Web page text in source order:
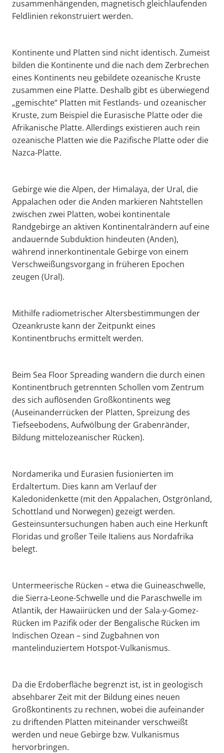
zusammenhängenden, magnetisch gleichlaufenden
Feldlinien rekonstruiert werden.
Kontinente und Platten sind nicht identisch. Zumeist
bilden die Kontinente und die nach dem Zerbrechen
eines Kontinents neu gebildete ozeanische Kruste
zusammen eine Platte. Deshalb gibt es überwiegend
„gemischte“ Platten mit Festlands- und ozeanischer
Kruste, zum Beispiel die Eurasische Platte oder die
Afrikanische Platte. Allerdings existieren auch rein
ozeanische Platten wie die Pazifische Platte oder die
Nazca-Platte.
Gebirge wie die Alpen, der Himalaya, der Ural, die
Appalachen oder die Anden markieren Nahtstellen
zwischen zwei Platten, wobei kontinentale
Randgebirge an aktiven Kontinentalrändern auf eine
andauernde Subduktion hindeuten (Anden),
während innerkontinentale Gebirge von einem
Verschweißungsvorgang in früheren Epochen
zeugen (Ural).
Mithilfe radiometrischer Altersbestimmungen der
Ozeankruste kann der Zeitpunkt eines
Kontinentbruchs ermittelt werden.
Beim Sea Floor Spreading wandern die durch einen
Kontinentbruch getrennten Schollen vom Zentrum
des sich auflösenden Großkontinents weg
(Auseinanderrücken der Platten, Spreizung des
Tiefseebodens, Aufwölbung der Grabenränder,
Bildung mittelozeanischer Rücken).
Nordamerika und Eurasien fusionierten im
Erdaltertum. Dies kann am Verlauf der
Kaledonidenkette (mit den Appalachen, Ostgrönland,
Schottland und Norwegen) gezeigt werden.
Gesteinsuntersuchungen haben auch eine Herkunft
Floridas und großer Teile Italiens aus Nordafrika
belegt.
Untermeerische Rücken – etwa die Guineaschwelle,
die Sierra-Leone-Schwelle und die Paraschwelle im
Atlantik, der Hawaiirücken und der Sala-y-Gomez-
Rücken im Pazifik oder der Bengalische Rücken im
Indischen Ozean – sind Zugbahnen von
mantelinduziertem Hotspot-Vulkanismus.
Da die Erdoberfläche begrenzt ist, ist in geologisch
absehbarer Zeit mit der Bildung eines neuen
Großkontinents zu rechnen, wobei die aufeinander
zu driftenden Platten miteinander verschweißt
werden und neue Gebirge bzw. Vulkanismus
hervorbringen.